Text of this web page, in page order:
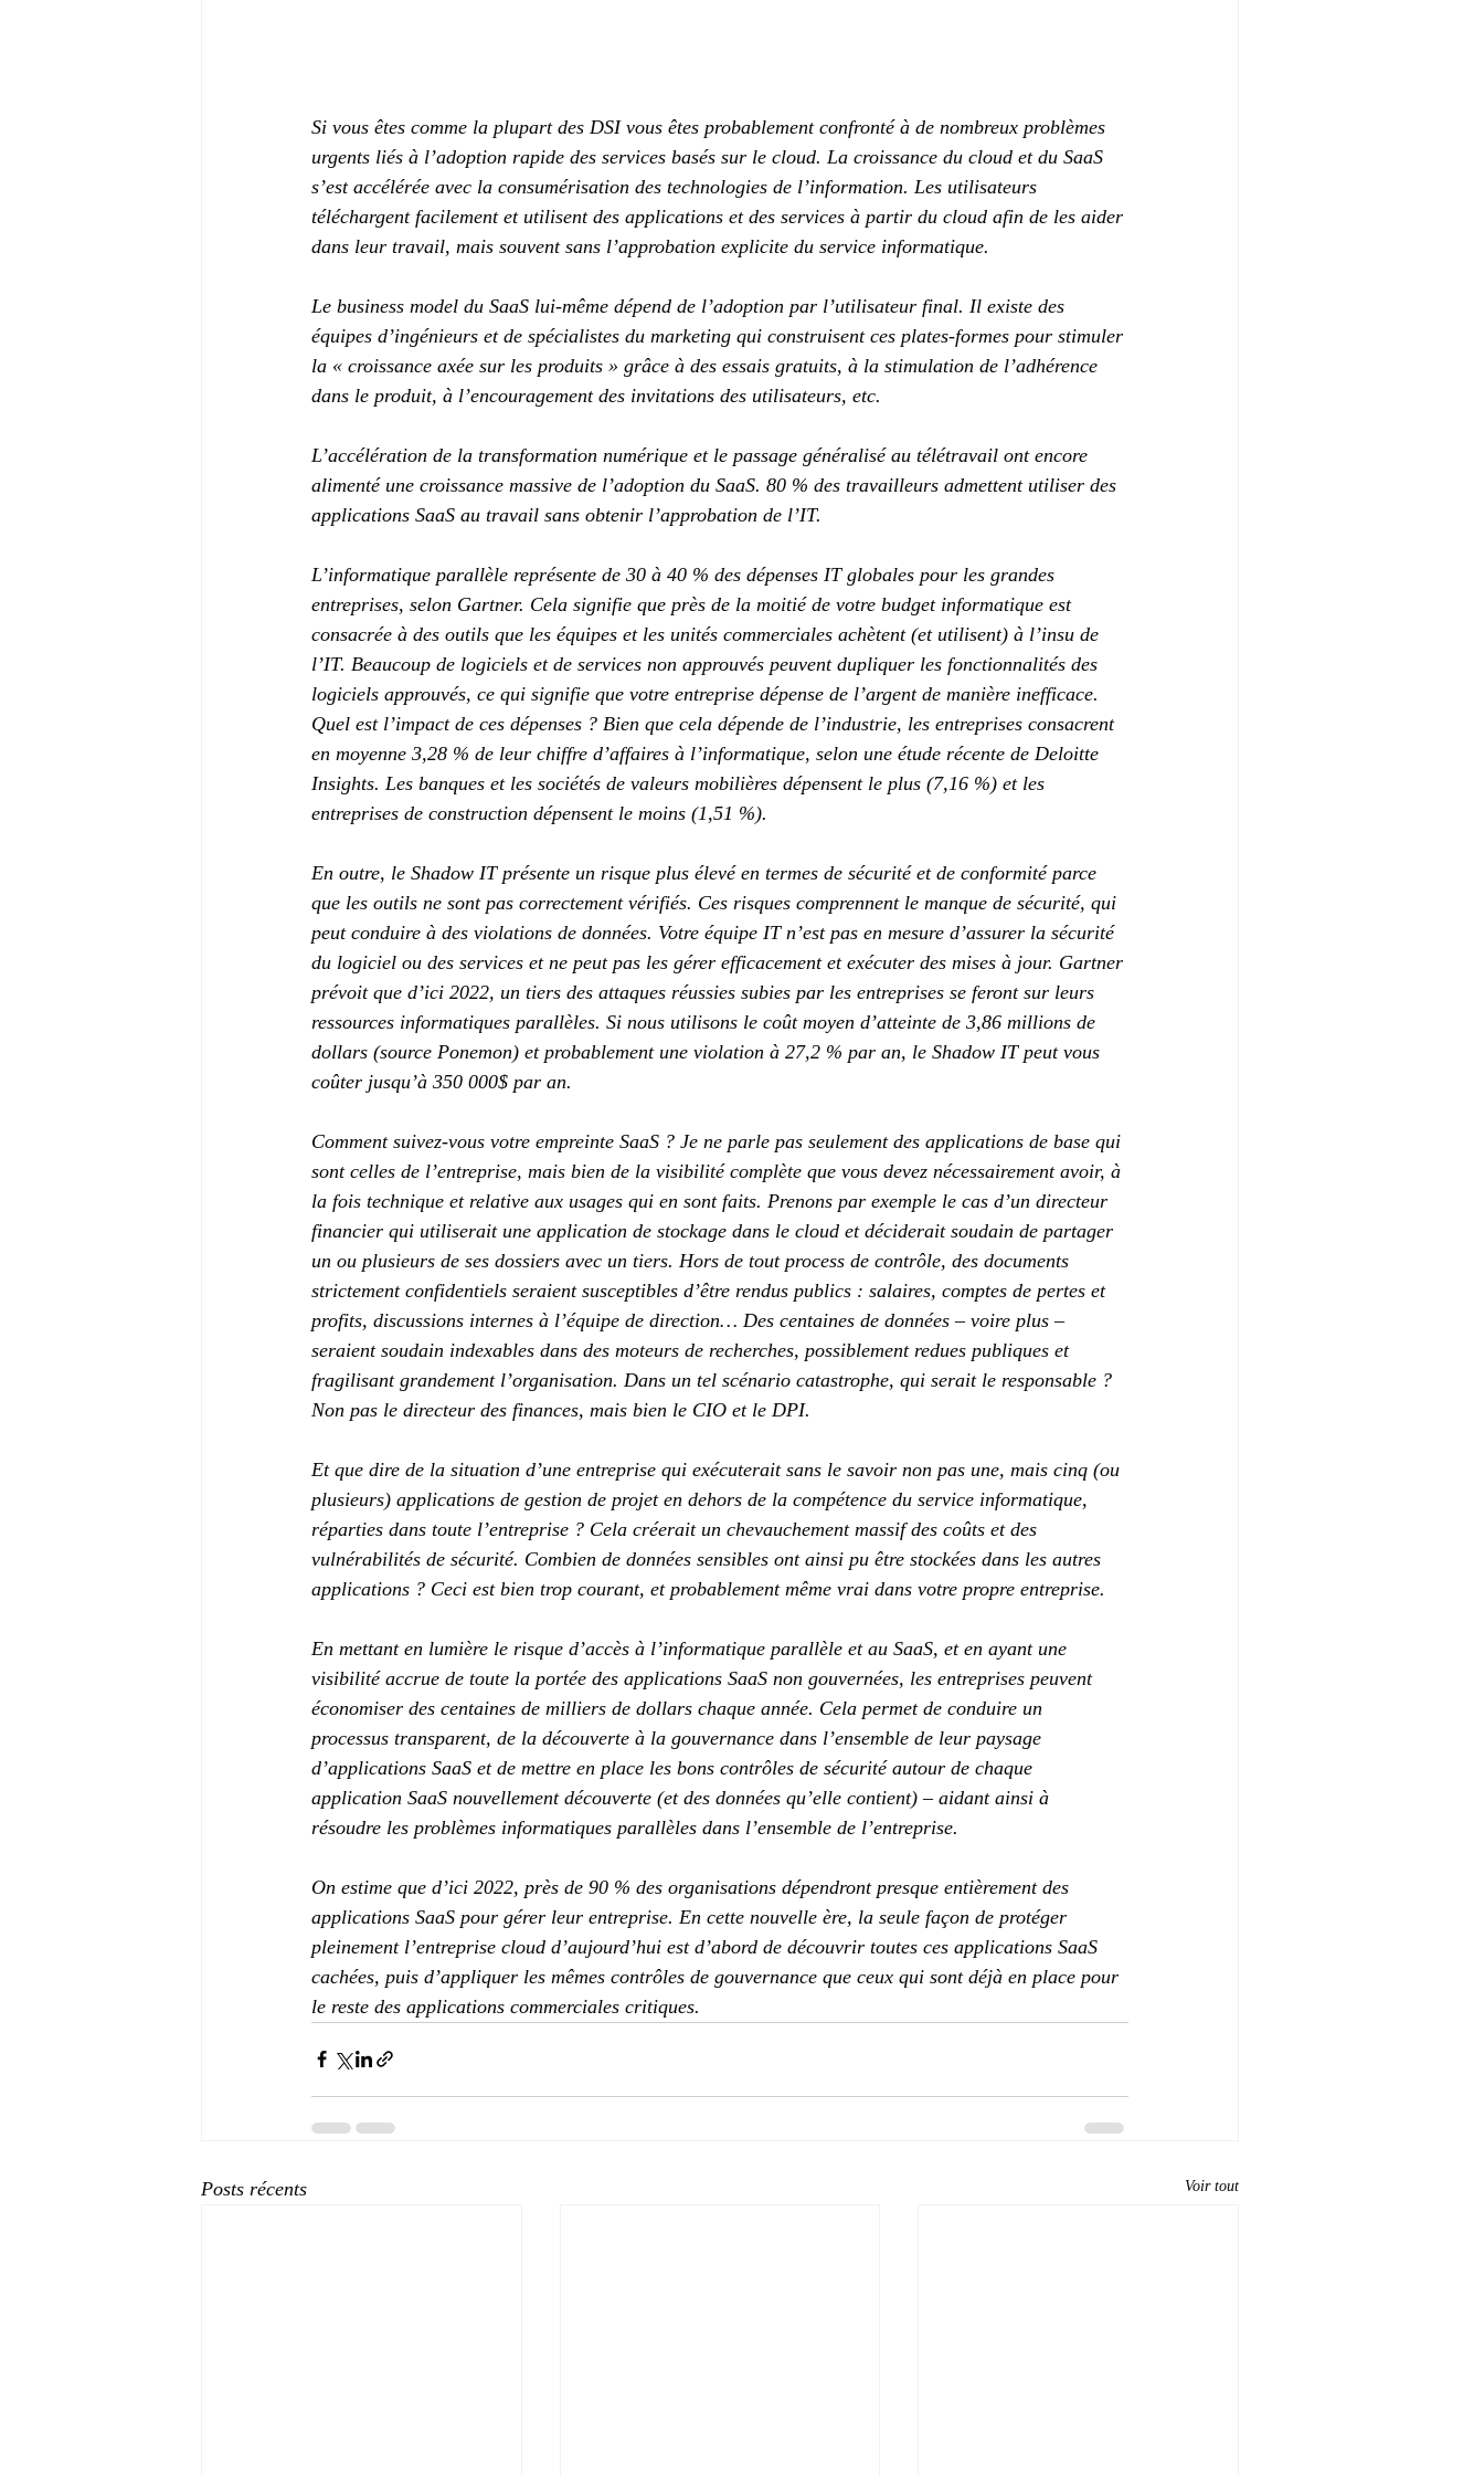
Si vous êtes comme la plupart des DSI vous êtes probablement confronté à de nombreux problèmes
urgents liés à l’adoption rapide des services basés sur le cloud. La croissance du cloud et du SaaS
s’est accélérée avec la consumérisation des technologies de l’information. Les utilisateurs
téléchargent facilement et utilisent des applications et des services à partir du cloud afin de les aider
dans leur travail, mais souvent sans l’approbation explicite du service informatique.
Le business model du SaaS lui-même dépend de l’adoption par l’utilisateur final. Il existe des
équipes d’ingénieurs et de spécialistes du marketing qui construisent ces plates-formes pour stimuler
la « croissance axée sur les produits » grâce à des essais gratuits, à la stimulation de l’adhérence
dans le produit, à l’encouragement des invitations des utilisateurs, etc.
L’accélération de la transformation numérique et le passage généralisé au télétravail ont encore
alimenté une croissance massive de l’adoption du SaaS. 80 % des travailleurs admettent utiliser des
applications SaaS au travail sans obtenir l’approbation de l’IT.
L’informatique parallèle représente de 30 à 40 % des dépenses IT globales pour les grandes
entreprises, selon Gartner. Cela signifie que près de la moitié de votre budget informatique est
consacrée à des outils que les équipes et les unités commerciales achètent (et utilisent) à l’insu de
l’IT. Beaucoup de logiciels et de services non approuvés peuvent dupliquer les fonctionnalités des
logiciels approuvés, ce qui signifie que votre entreprise dépense de l’argent de manière inefficace.
Quel est l’impact de ces dépenses ? Bien que cela dépende de l’industrie, les entreprises consacrent
en moyenne 3,28 % de leur chiffre d’affaires à l’informatique, selon une étude récente de Deloitte
Insights. Les banques et les sociétés de valeurs mobilières dépensent le plus (7,16 %) et les
entreprises de construction dépensent le moins (1,51 %).
En outre, le Shadow IT présente un risque plus élevé en termes de sécurité et de conformité parce
que les outils ne sont pas correctement vérifiés. Ces risques comprennent le manque de sécurité, qui
peut conduire à des violations de données. Votre équipe IT n’est pas en mesure d’assurer la sécurité
du logiciel ou des services et ne peut pas les gérer efficacement et exécuter des mises à jour. Gartner
prévoit que d’ici 2022, un tiers des attaques réussies subies par les entreprises se feront sur leurs
ressources informatiques parallèles. Si nous utilisons le coût moyen d’atteinte de 3,86 millions de
dollars (source Ponemon) et probablement une violation à 27,2 % par an, le Shadow IT peut vous
coûter jusqu’à 350 000$ par an.
Comment suivez-vous votre empreinte SaaS ? Je ne parle pas seulement des applications de base qui
sont celles de l’entreprise, mais bien de la visibilité complète que vous devez nécessairement avoir, à
la fois technique et relative aux usages qui en sont faits. Prenons par exemple le cas d’un directeur
financier qui utiliserait une application de stockage dans le cloud et déciderait soudain de partager
un ou plusieurs de ses dossiers avec un tiers. Hors de tout process de contrôle, des documents
strictement confidentiels seraient susceptibles d’être rendus publics : salaires, comptes de pertes et
profits, discussions internes à l’équipe de direction… Des centaines de données – voire plus –
seraient soudain indexables dans des moteurs de recherches, possiblement redues publiques et
fragilisant grandement l’organisation. Dans un tel scénario catastrophe, qui serait le responsable ?
Non pas le directeur des finances, mais bien le CIO et le DPI.
Et que dire de la situation d’une entreprise qui exécuterait sans le savoir non pas une, mais cinq (ou
plusieurs) applications de gestion de projet en dehors de la compétence du service informatique,
réparties dans toute l’entreprise ? Cela créerait un chevauchement massif des coûts et des
vulnérabilités de sécurité. Combien de données sensibles ont ainsi pu être stockées dans les autres
applications ? Ceci est bien trop courant, et probablement même vrai dans votre propre entreprise.
En mettant en lumière le risque d’accès à l’informatique parallèle et au SaaS, et en ayant une
visibilité accrue de toute la portée des applications SaaS non gouvernées, les entreprises peuvent
économiser des centaines de milliers de dollars chaque année. Cela permet de conduire un
processus transparent, de la découverte à la gouvernance dans l’ensemble de leur paysage
d’applications SaaS et de mettre en place les bons contrôles de sécurité autour de chaque
application SaaS nouvellement découverte (et des données qu’elle contient) – aidant ainsi à
résoudre les problèmes informatiques parallèles dans l’ensemble de l’entreprise.
On estime que d’ici 2022, près de 90 % des organisations dépendront presque entièrement des
applications SaaS pour gérer leur entreprise. En cette nouvelle ère, la seule façon de protéger
pleinement l’entreprise cloud d’aujourd’hui est d’abord de découvrir toutes ces applications SaaS
cachées, puis d’appliquer les mêmes contrôles de gouvernance que ceux qui sont déjà en place pour
le reste des applications commerciales critiques.
Posts récents Voir tout